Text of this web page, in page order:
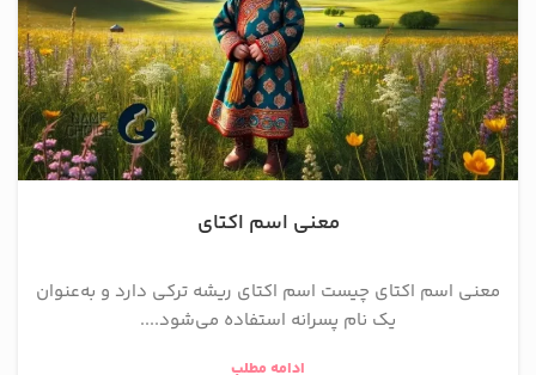
معنی اسم اکتای
معنی اسم اکتای چیست اسم اکتای ریشه ترکی دارد و به‌عنوان
یک نام پسرانه استفاده می‌شود....
ادامه مطلب